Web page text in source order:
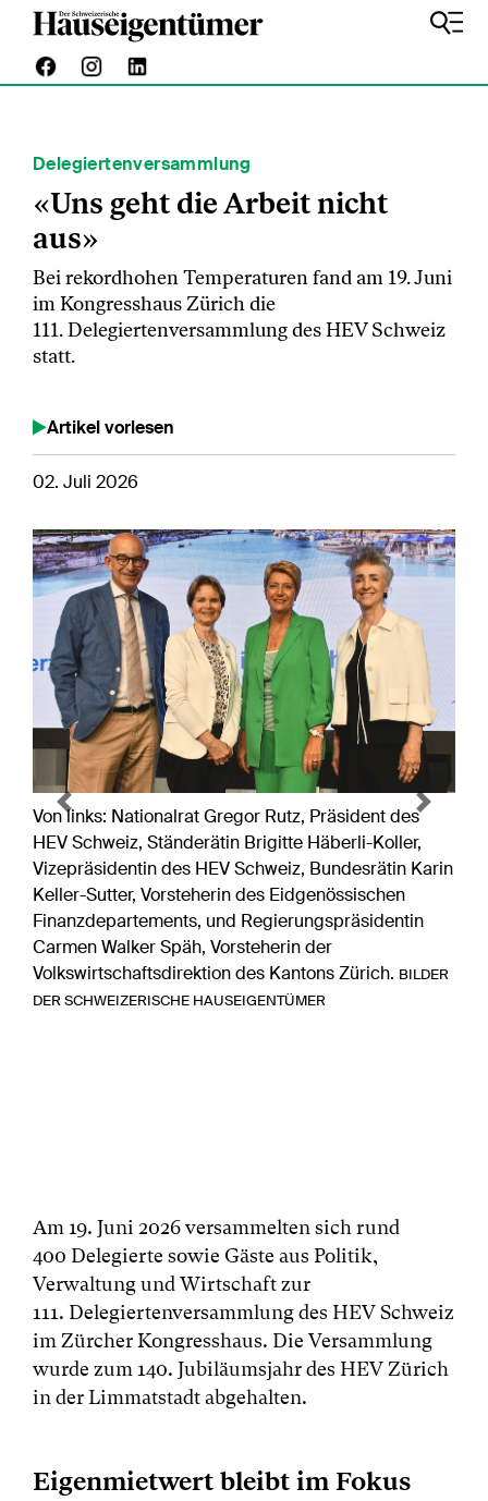
Delegiertenversammlung
«Uns geht die Arbeit nicht
aus»
Bei rekordhohen Temperaturen fand am 19. Juni
im Kongresshaus Zürich die
111. Delegiertenversammlung des HEV Schweiz
statt.
Artikel vorlesen
02. Juli 2026
Von links: Nationalrat Gregor Rutz, Präsident des
HEV Schweiz, Ständerätin Brigitte Häberli-Koller,
Vizepräsidentin des HEV Schweiz, Bundesrätin Karin
Keller-Sutter, Vorsteherin des Eidgenössischen
Finanzdepartements, und Regierungspräsidentin
Carmen Walker Späh, Vorsteherin der
Volkswirtschaftsdirektion des Kantons Zürich. BILDER
DER SCHWEIZERISCHE HAUSEIGENTÜMER
Previous Next
Am 19. Juni 2026 versammelten sich rund
400 Delegierte sowie Gäste aus Politik,
Verwaltung und Wirtschaft zur
111. Delegiertenversammlung des HEV Schweiz
im Zürcher Kongresshaus. Die Versammlung
wurde zum 140. Jubiläumsjahr des HEV Zürich
in der Limmatstadt abgehalten.
Eigenmietwert bleibt im Fokus